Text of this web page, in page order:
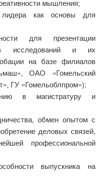
мышления;
лидера как основы для
для презентации
исследований и их
на базе филиалов
ОАО «Гомельский
ГУ «Гомельоблпром»);
в магистратуру и
обмен опытом с
деловых связей,
профессиональной
выпускника на